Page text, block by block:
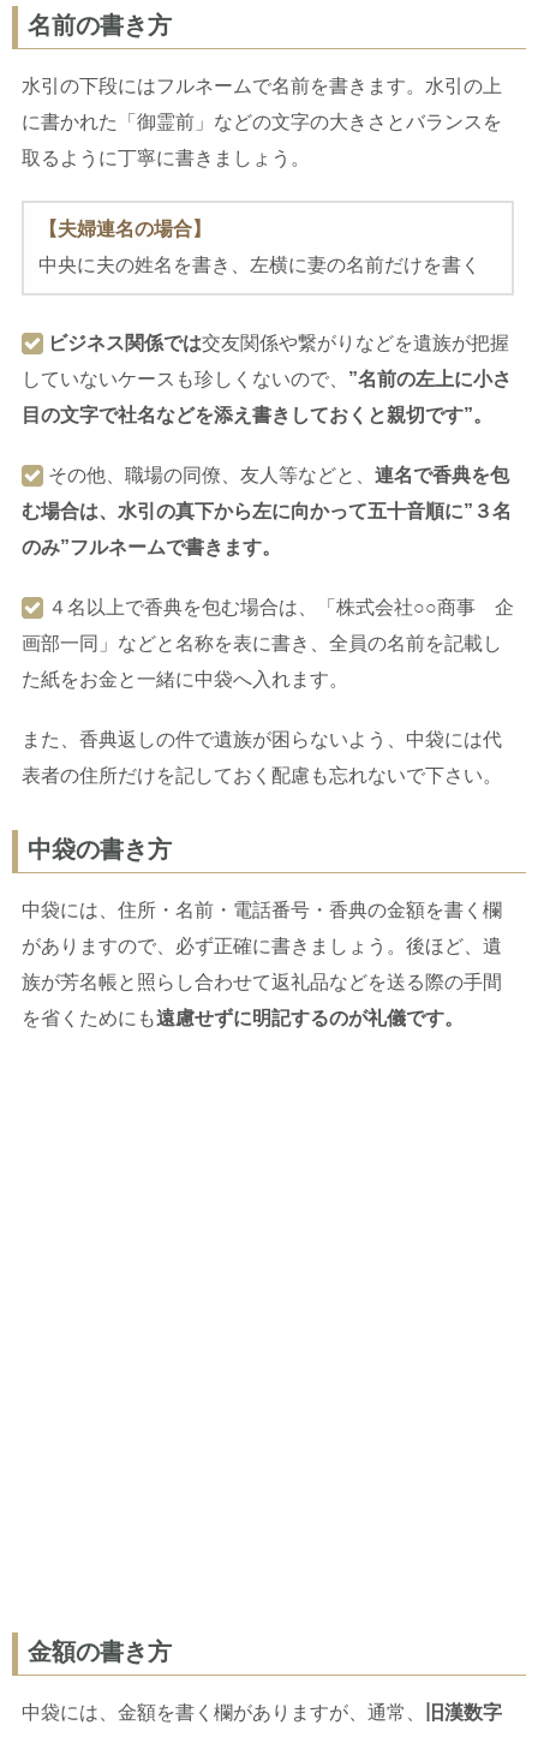
名前の書き方
水引の下段にはフルネームで名前を書きます。水引の上
に書かれた「御霊前」などの文字の大きさとバランスを
取るように丁寧に書きましょう。
【夫婦連名の場合】
中央に夫の姓名を書き、左横に妻の名前だけを書く
ビジネス関係では交友関係や繋がりなどを遺族が把握
していないケースも珍しくないので、 ”名前の左上に小さ
目の文字で社名などを添え書きしておくと親切です”。
その他、職場の同僚、友人等などと、 連名で香典を包
む場合は、 水引の真下から左に向かって五十音順に”３名
のみ”フルネームで書きます。
４名以上で香典を包む場合は、「株式会社○○商事 企
画部一同」などと名称を表に書き、全員の名前を記載し
た紙をお金と一緒に中袋へ入れます。
また、香典返しの件で遺族が困らないよう、中袋には代
表者の住所だけを記しておく配慮も忘れないで下さい。
中袋の書き方
中袋には、住所・名前・電話番号・香典の金額を書く欄
がありますので、必ず正確に書きましょう。後ほど、遺
族が芳名帳と照らし合わせて返礼品などを送る際の手間
を省くためにも遠慮せずに明記するのが礼儀です。
金額の書き方
中袋には、金額を書く欄がありますが、通常、
旧漢数字